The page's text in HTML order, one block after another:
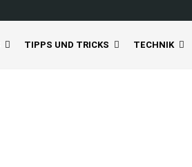
TIPPS UND TRICKS TECHNIK